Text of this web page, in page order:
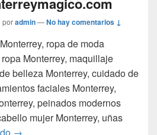
poradmin—No hay comentarios ↓
ropa de moda
Monterrey, maquillaje
belleza Monterrey, cuidado de
faciales Monterrey,
peinados modernos
mujer Monterrey, uñas
Smoke Shop Monterrey